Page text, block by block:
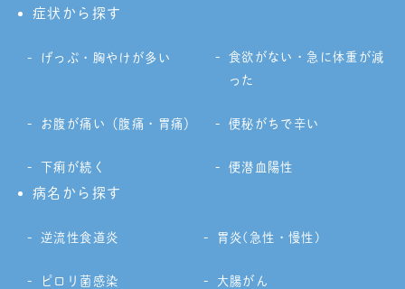
症状から探す
げっぷ・胸やけが多い
食欲がない・急に体重が減
った
お腹が痛い（腹痛・胃痛） 便秘がちで辛い
下痢が続く 便潜血陽性
病名から探す
逆流性食道炎 胃炎(急性・慢性)
ピロリ菌感染 大腸がん